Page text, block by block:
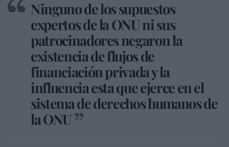
Ninguno de los supuestos
expertos de la ONU ni sus
patrocinadores negaron la
existencia de flujos de
financiación privada y la
influencia esta que ejerce en el
sistema de derechos humanos de
la ONU